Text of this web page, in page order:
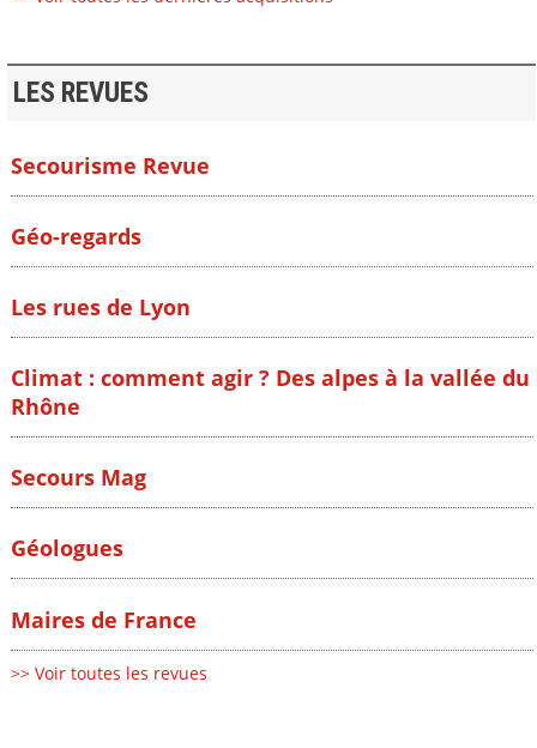
LES REVUES
Secourisme Revue
Géo-regards
Les rues de Lyon
Climat : comment agir ? Des alpes à la vallée du
Rhône
Secours Mag
Géologues
Maires de France
>> Voir toutes les revues